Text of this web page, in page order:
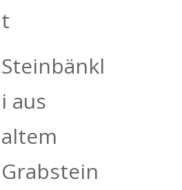
t
Steinbänkl
i aus
altem
Grabstein